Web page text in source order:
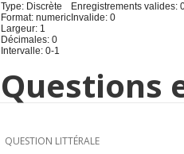
Type: Discrète
Format: numeric
Largeur: 1
Décimales: 0
Intervalle: 0-1
Enregistrements valides:
Invalide: 0
Questions
QUESTION LITTÉRALE